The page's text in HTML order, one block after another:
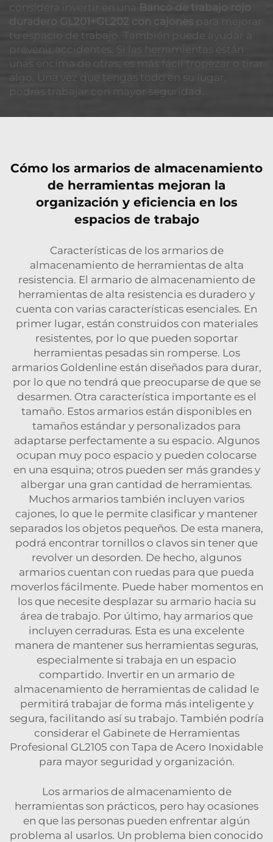
considera invertir en una
Banco de trabajo rojo
duradero GL201+GL202 con cajones
para mejorar
tu espacio de trabajo. También puede ayudar a
prevenir accidentes. Si las herramientas están
unas encima de otras, es más fácil tropezar o tirar
algo. Una vez que tengas todo en su lugar,
podrás trabajar con mayor seguridad.
Cómo los armarios de almacenamiento
de herramientas mejoran la
organización y eficiencia en los
espacios de trabajo
Características de los armarios de
almacenamiento de herramientas de alta
resistencia. El armario de almacenamiento de
herramientas de alta resistencia es duradero y
cuenta con varias características esenciales. En
primer lugar, están construidos con materiales
resistentes, por lo que pueden soportar
herramientas pesadas sin romperse. Los
armarios Goldenline están diseñados para durar,
por lo que no tendrá que preocuparse de que se
desarmen. Otra característica importante es el
tamaño. Estos armarios están disponibles en
tamaños estándar y personalizados para
adaptarse perfectamente a su espacio. Algunos
ocupan muy poco espacio y pueden colocarse
en una esquina; otros pueden ser más grandes y
albergar una gran cantidad de herramientas.
Muchos armarios también incluyen varios
cajones, lo que le permite clasificar y mantener
separados los objetos pequeños. De esta manera,
podrá encontrar tornillos o clavos sin tener que
revolver un desorden. De hecho, algunos
armarios cuentan con ruedas para que pueda
moverlos fácilmente. Puede haber momentos en
los que necesite desplazar su armario hacia su
área de trabajo. Por último, hay armarios que
incluyen cerraduras. Esta es una excelente
manera de mantener sus herramientas seguras,
especialmente si trabaja en un espacio
compartido. Invertir en un armario de
almacenamiento de herramientas de calidad le
permitirá trabajar de forma más inteligente y
segura, facilitando así su trabajo. También podría
considerar el Gabinete de Herramientas
Profesional GL2105 con Tapa de Acero Inoxidable
para mayor seguridad y organización.
Los armarios de almacenamiento de
herramientas son prácticos, pero hay ocasiones
en que las personas pueden enfrentar algún
problema al usarlos. Un problema bien conocido